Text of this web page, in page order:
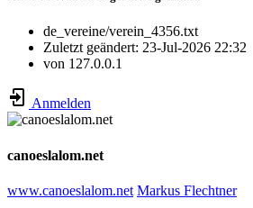
de_vereine/verein_4356.txt
Zuletzt geändert: 23-Jul-2026 22:32
von 127.0.0.1
Anmelden
canoeslalom.net
www.canoeslalom.net Markus Flechtner